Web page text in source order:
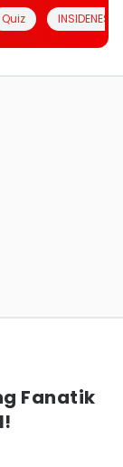
Quiz INSIDENESIA
Fanatik